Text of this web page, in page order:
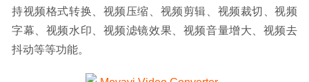
持视频格式转换、视频压缩、视频剪辑、视频裁切、视频
字幕、视频水印、视频滤镜效果、视频音量增大、视频去
抖动等等功能。